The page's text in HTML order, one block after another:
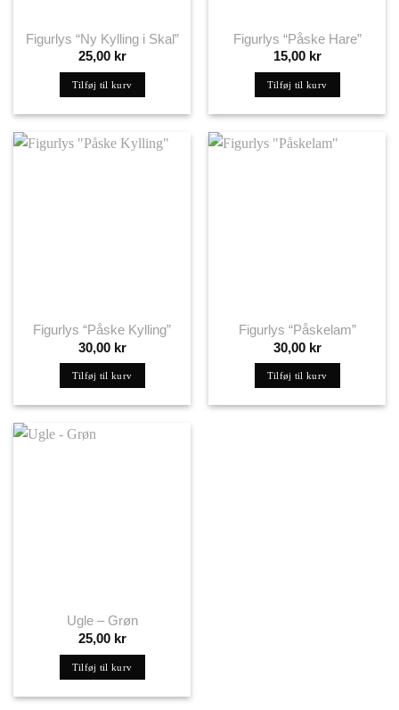
Figurlys “Ny Kylling i Skal”
25,00 kr
Tilføj til kurv
Figurlys “Påske Hare”
15,00 kr
Tilføj til kurv
Figurlys “Påske Kylling”
30,00 kr
Tilføj til kurv
Figurlys “Påskelam”
30,00 kr
Tilføj til kurv
Ugle – Grøn
25,00 kr
Tilføj til kurv